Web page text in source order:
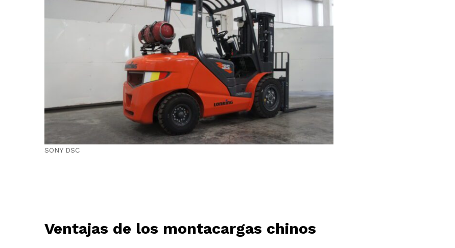
SONY DSC
Ventajas de los montacargas chinos